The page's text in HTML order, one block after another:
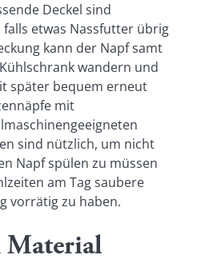
Deckel sind
etwas Nassfutter übrig
kann der Napf samt
wandern und
später bequem erneut
mit
sind nützlich, um nicht
Napf spülen zu müssen
am Tag saubere
vorrätig zu haben.
Material